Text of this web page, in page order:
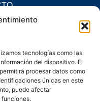
tecnologías como las
del dispositivo. El
procesar datos como
únicas en este
puede afectar
ámbito nacional
E
n
v
e
l
o
W
h
a
t
s